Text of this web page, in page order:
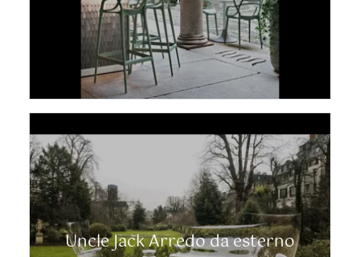
Uncle Jack Arredo da esterno